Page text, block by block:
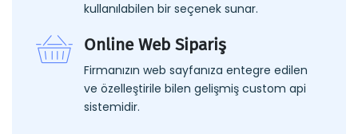
kullanılabilen bir seçenek sunar.
Online Web Sipariş
Firmanızın web sayfanıza entegre edilen
ve özelleştirile bilen gelişmiş custom api
sistemidir.